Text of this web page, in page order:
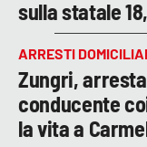
sulla statale
ARRESTI
Zungri,
conducente
la vita a